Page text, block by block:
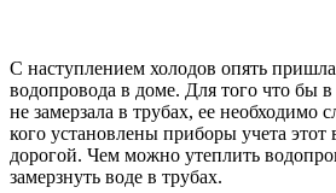
С наступлением холодов опять
водопровода в доме. Для того что бы
не замерзала в трубах, ее необходимо
кого установлены приборы учета этот
дорогой. Чем можно утеплить
замерзнуть воде в трубах.